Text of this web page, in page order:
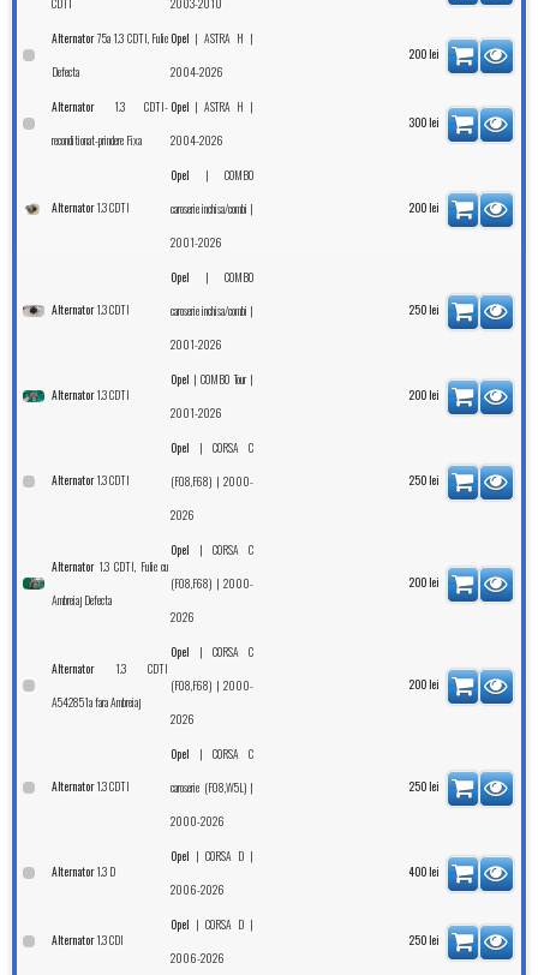
Alternator75a 1.3 CDTI, Fulie
Defecta
Opel |ASTRA H |
2004-2026
200 lei
Alternator1.3 CDTI-
reconditionat-prindere Fixa
Opel |ASTRA H |
2004-2026
300 lei
Alternator1.3 CDTI
Opel |COMBO
caroserie inchisa/combi |
2001-2026
200 lei
Alternator1.3 CDTI
Opel |COMBO
caroserie inchisa/combi |
2001-2026
250 lei
Alternator1.3 CDTI
Opel |COMBO Tour|
2001-2026
200 lei
Alternator1.3 CDTI
Opel |CORSA C
(F08,F68) | 2000-
2026
250 lei
Alternator1.3 CDTI, Fulie cu
Ambreiaj Defecta
Opel |CORSA C
(F08,F68) | 2000-
2026
200 lei
Alternator1.3 CDTI
A542851a fara Ambreiaj
Opel |CORSA C
(F08,F68) | 2000-
2026
200 lei
Alternator1.3 CDTI
Opel |CORSA C
caroserie (F08,W5L)|
2000-2026
250 lei
Alternator1.3 D
Opel | CORSA D |
2006-2026
400 lei
Alternator1.3 CDI
Opel | CORSA D |
2006-2026
250 lei